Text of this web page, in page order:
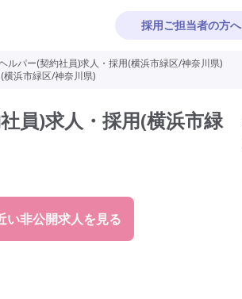
採用ご担当者の方へ
ルパー(契約社員)求人・採用(横浜市緑区/神奈川県)
横浜市緑区/神奈川県)
員)求人・採用(横浜市緑